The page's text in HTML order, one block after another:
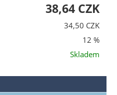
38,64 CZK
34,50 CZK
12 %
Skladem